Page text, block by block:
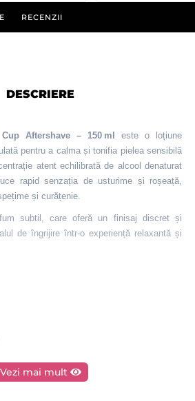
RECENZII
DESCRIERE
Aftershave – 150 ml
este o loțiune
pentru a calma și tonifia pielea sensibilă
atent echilibrată de alcool denaturat
rapid senzația de usturime și roșeață,
și curățenie.
subtil, care oferă un finisaj discret și
de îngrijire într-o experiență relaxantă și
Vezi mai mult